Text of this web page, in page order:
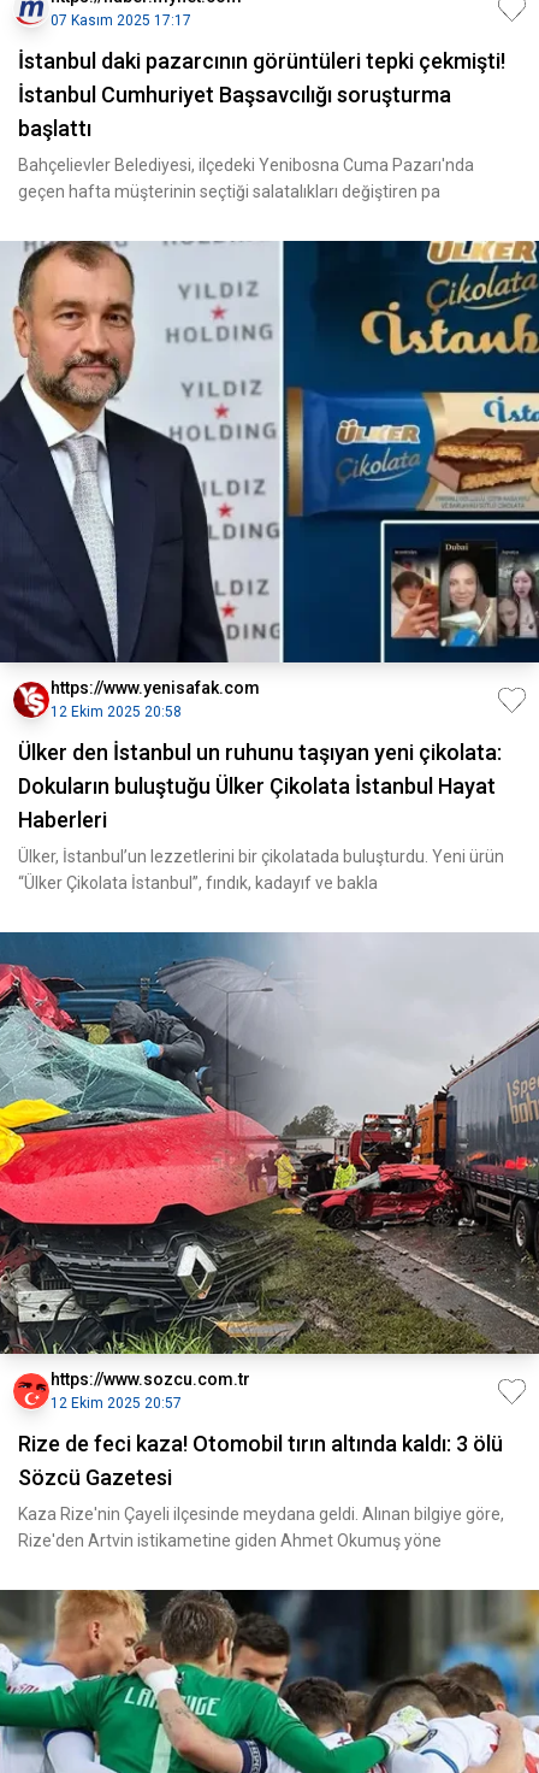
07 Kasım 2025 17:17
İstanbul daki pazarcının görüntüleri tepki çekmişti!
İstanbul Cumhuriyet Başsavcılığı soruşturma
başlattı
Bahçelievler Belediyesi, ilçedeki Yenibosna Cuma Pazarı'nda
geçen hafta müşterinin seçtiği salatalıkları değiştiren pa
https://www.yenisafak.com
12 Ekim 2025 20:58
Ülker den İstanbul un ruhunu taşıyan yeni çikolata:
Dokuların buluştuğu Ülker Çikolata İstanbul Hayat
Haberleri
Ülker, İstanbul’un lezzetlerini bir çikolatada buluşturdu. Yeni ürün
“Ülker Çikolata İstanbul”, fındık, kadayıf ve bakla
https://www.sozcu.com.tr
12 Ekim 2025 20:57
Rize de feci kaza! Otomobil tırın altında kaldı: 3 ölü
Sözcü Gazetesi
Kaza Rize'nin Çayeli ilçesinde meydana geldi. Alınan bilgiye göre,
Rize'den Artvin istikametine giden Ahmet Okumuş yöne